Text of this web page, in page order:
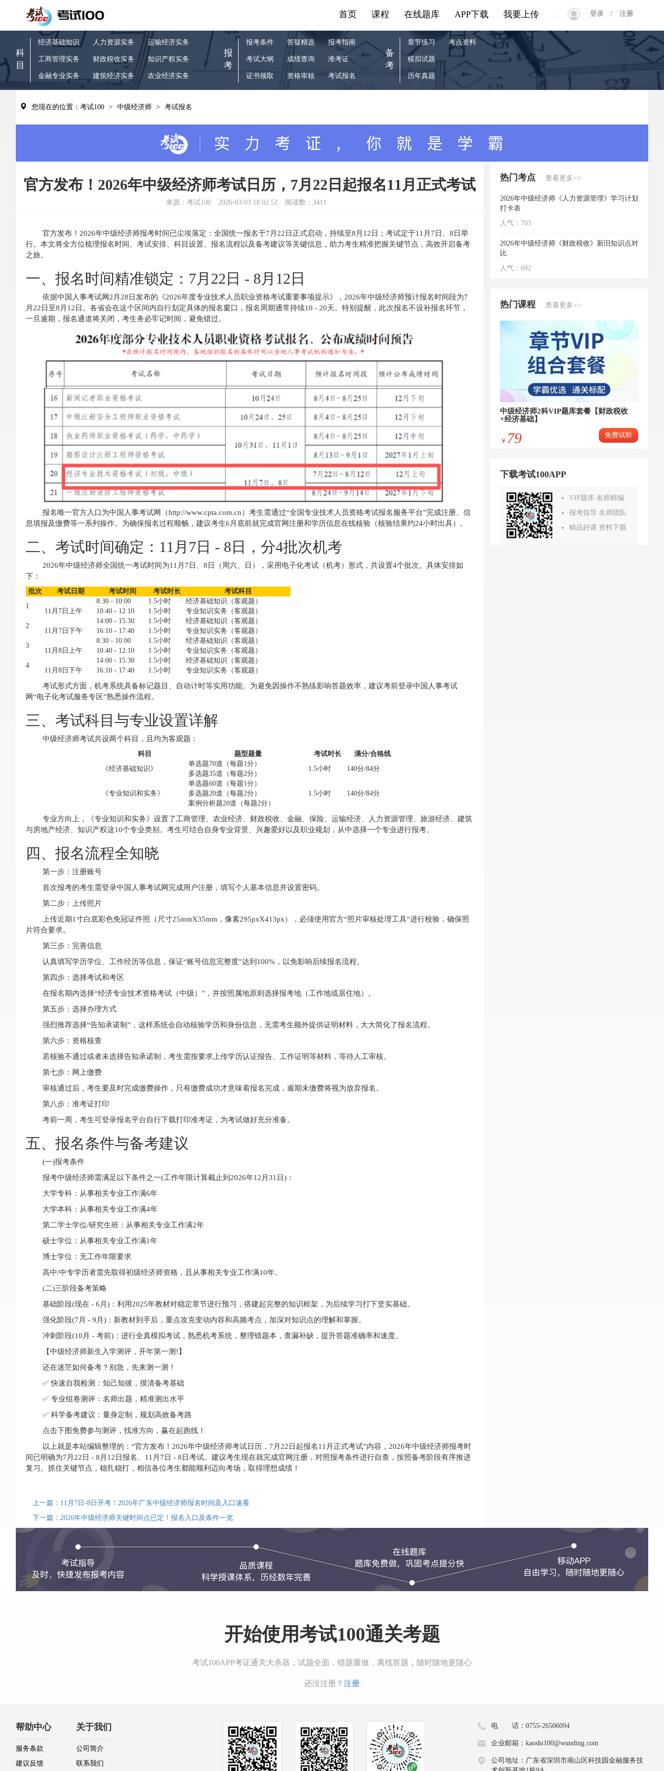
登录 / 注册
我要上传
APP下载
在线题库
课程
首页
科
目
经济基础知识
工商管理实务
金融专业实务
人力资源实务
财政税收实务
建筑经济实务
运输经济实务
知识产权实务
农业经济实务
报
考
报考条件
考试大纲
证书领取
答疑精选
成绩查询
资格审核
报考指南
准考证
考试报名
备
考
章节练习
模拟试题
历年真题
考点资料
您现在的位置：考试100 > 中级经济师 > 考试报名
官方发布！2026年中级经济师考试日历，7月22日起报名11月正式考试
来源：考试100 2026-03-03 18:02:52 阅读数：3411
官方发布！2026年中级经济师报考时间已尘埃落定：全国统一报名于7月22日正式启动，持续至8月12日；考试定于11月7日、8日举
行。本文将全方位梳理报名时间、考试安排、科目设置、报名流程以及备考建议等关键信息，助力考生精准把握关键节点，高效开启备考
之旅。
一、报名时间精准锁定：7月22日 - 8月12日
依据中国人事考试网2月28日发布的《2026年度专业技术人员职业资格考试重要事项提示》，2026年中级经济师预计报名时间段为7
月22日至8月12日。各省会在这个区间内自行划定具体的报名窗口，报名周期通常持续10 - 20天。特别提醒，此次报名不设补报名环节，
一旦逾期，报名通道将关闭，考生务必牢记时间，避免错过。
报名唯一官方入口为中国人事考试网（http://www.cpta.com.cn）考生需通过“全国专业技术人员资格考试报名服务平台”完成注册、信
息填报及缴费等一系列操作。为确保报名过程顺畅，建议考生6月底前就完成官网注册和学历信息在线核验（核验结果约24小时出具）。
二、考试时间确定：11月7日 - 8日，分4批次机考
2026年中级经济师全国统一考试时间为11月7日、8日（周六、日），采用电子化考试（机考）形式，共设置4个批次。具体安排如
下：
批次 考试日期 考试时间 考试时长
考试科目
1
11月7日上午
8:30 - 10:00 1.5小时
经济基础知识（客观题）
10:40 - 12:10
1.5小时
专业知识实务（客观题）
2
11月7日下午
14:00 - 15:30 1.5小时
经济基础知识（客观题）
16:10 - 17:40
1.5小时
专业知识实务（客观题）
3
11月8日上午
8:30 - 10:00 1.5小时
经济基础知识（客观题）
10:40 - 12:10
1.5小时
专业知识实务（客观题）
4
11月8日下午
14:00 - 15:30 1.5小时
经济基础知识（客观题）
16:10 - 17:40
1.5小时 专业知识实务（客观题）
考试形式方面，机考系统具备标记题目、自动计时等实用功能。为避免因操作不熟练影响答题效率，建议考前登录中国人事考试
网“电子化考试服务专区”熟悉操作流程。
三、考试科目与专业设置详解
中级经济师考试共设两个科目，且均为客观题：
科目 题型题量 考试时长
满分/合格线
《经济基础知识》
单选题70道（每题1分）
多选题35道（每题2分）
1.5小时 140分/84分
《专业知识和实务》
单选题60道（每题1分）
多选题20道（每题2分）
案例分析题20道（每题2分）
1.5小时 140分/84分
专业方向上，《专业知识和实务》设置了工商管理、农业经济、财政税收、金融、保险、运输经济、人力资源管理、旅游经济、建筑
与房地产经济、知识产权这10个专业类别。考生可结合自身专业背景、兴趣爱好以及职业规划，从中选择一个专业进行报考。
四、报名流程全知晓
第一步：注册账号
首次报考的考生需登录中国人事考试网完成用户注册，填写个人基本信息并设置密码。
第二步：上传照片
上传近期1寸白底彩色免冠证件照（尺寸25mmX35mm，像素295pxX413px），必须使用官方“照片审核处理工具”进行校验，确保照
片符合要求。
第三步：完善信息
认真填写学历学位、工作经历等信息，保证“账号信息完整度”达到100%，以免影响后续报名流程。
第四步：选择考试和考区
在报名期内选择“经济专业技术资格考试（中级）”，并按照属地原则选择报考地（工作地或居住地）。
第五步：选择办理方式
强烈推荐选择“告知承诺制”，这样系统会自动核验学历和身份信息，无需考生额外提供证明材料，大大简化了报名流程。
第六步：资格核查
若核验不通过或者未选择告知承诺制，考生需按要求上传学历认证报告、工作证明等材料，等待人工审核。
第七步：网上缴费
审核通过后，考生要及时完成缴费操作，只有缴费成功才意味着报名完成，逾期未缴费将视为放弃报名。
第八步：准考证打印
考前一周，考生可登录报名平台自行下载打印准考证，为考试做好充分准备。
五、报名条件与备考建议
(一)报考条件
报考中级经济师需满足以下条件之一(工作年限计算截止到2026年12月31日)：
大学专科：从事相关专业工作满6年
大学本科：从事相关专业工作满4年
第二学士学位/研究生班：从事相关专业工作满2年
硕士学位：从事相关专业工作满1年
博士学位：无工作年限要求
高中/中专学历者需先取得初级经济师资格，且从事相关专业工作满10年。
(二)三阶段备考策略
基础阶段(现在 - 6月)：利用2025年教材对稳定章节进行预习，搭建起完整的知识框架，为后续学习打下坚实基础。
强化阶段(7月 - 9月)：新教材到手后，重点攻克变动内容和高频考点，加深对知识点的理解和掌握。
冲刺阶段(10月 - 考前)：进行全真模拟考试，熟悉机考系统，整理错题本，查漏补缺，提升答题准确率和速度。
【中级经济师新生入学测评，开年第一测!】
还在迷茫如何备考？别急，先来测一测！
✅ 快速自我检测：知己知彼，摸清备考基础
✅ 专业组卷测评：名师出题，精准测出水平
✅ 科学备考建议：量身定制，规划高效备考路
点击下图免费参与测评，找准方向，赢在起跑线！
以上就是本站编辑整理的：“官方发布！2026年中级经济师考试日历，7月22日起报名11月正式考试”内容，2026年中级经济师报考时
间已明确为7月22日 - 8月12日报名、11月7日 - 8日考试。建议考生现在就完成官网注册，对照报考条件进行自查，按照备考阶段有序推进
复习。抓住关键节点，稳扎稳打，相信各位考生都能顺利迈向考场，取得理想成绩！
上一篇：11月7日-8日开考！2026年广东中级经济师报名时间及入口速看
下一篇：2026年中级经济师关键时间点已定！报名入口及条件一览
热门考点 查看更多>>
2026年中级经济师《人力资源管理》学习计划
打卡表
人气：703
2026年中级经济师《财政税收》新旧知识点对
比
人气：692
热门课程 查看更多>>
中级经济师2科VIP题库套餐【财政税收
+经济基础】
￥ 79 免费试听
下载考试100APP
VIP题库 名师精编
报考指导 名师团队
精品好课 资料下载
开始使用考试100通关考题
考试100APP考证通关大杀器，试题全面，错题重做，离线答题，随时随地更随心
还没注册？ 注册
帮助中心
服务条款
建议反馈
关于我们
公司简介
联系我们
电 话：0755-26506094
企业邮箱：kaoshi100@wunding.com
公司地址：广东省深圳市南山区科技园金融服务技